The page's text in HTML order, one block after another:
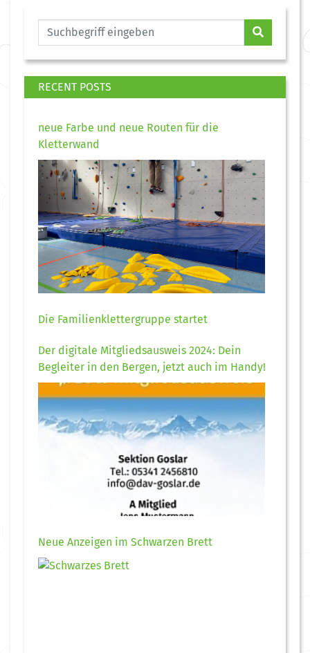
RECENT POSTS
neue Farbe und neue Routen für die
Kletterwand
Die Familienklettergruppe startet
Der digitale Mitgliedsausweis 2024: Dein
Begleiter in den Bergen, jetzt auch im Handy!
Neue Anzeigen im Schwarzen Brett